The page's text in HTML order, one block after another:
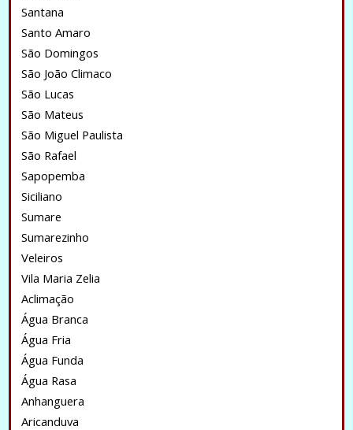
Santana
Santo Amaro
São Domingos
São João Climaco
São Lucas
São Mateus
São Miguel Paulista
São Rafael
Sapopemba
Siciliano
Sumare
Sumarezinho
Veleiros
Vila Maria Zelia
Aclimação
Água Branca
Água Fria
Água Funda
Água Rasa
Anhanguera
Aricanduva